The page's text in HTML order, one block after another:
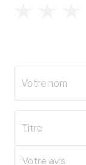
Votre nom
Titre